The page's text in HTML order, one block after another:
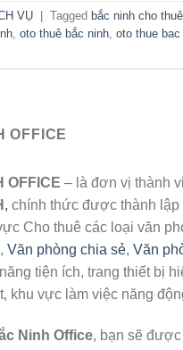
VỤ Tagged bắc ninh cho
, oto thuê bắc ninh, oto thue bac
OFFICE
OFFICE – là đơn vị thành
, chính thức được thành lập
Cho thuê các loại văn
Văn phòng chia sẻ, Văn
tiện ích, trang thiết bị
khu vực làm việc năng
Ninh Office, bạn sẽ